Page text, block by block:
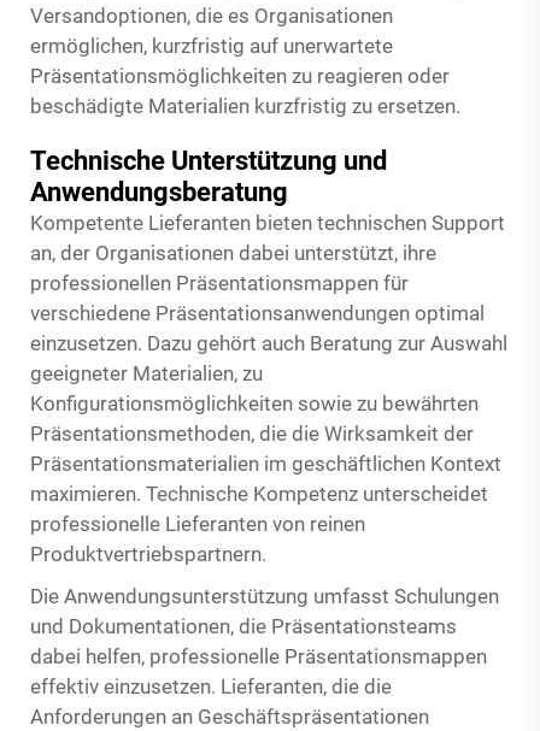
Versandoptionen, die es Organisationen
ermöglichen, kurzfristig auf unerwartete
Präsentationsmöglichkeiten zu reagieren oder
beschädigte Materialien kurzfristig zu ersetzen.
Technische Unterstützung und
Anwendungsberatung
Kompetente Lieferanten bieten technischen Support
an, der Organisationen dabei unterstützt, ihre
professionellen Präsentationsmappen für
verschiedene Präsentationsanwendungen optimal
einzusetzen. Dazu gehört auch Beratung zur Auswahl
geeigneter Materialien, zu
Konfigurationsmöglichkeiten sowie zu bewährten
Präsentationsmethoden, die die Wirksamkeit der
Präsentationsmaterialien im geschäftlichen Kontext
maximieren. Technische Kompetenz unterscheidet
professionelle Lieferanten von reinen
Produktvertriebspartnern.
Die Anwendungsunterstützung umfasst Schulungen
und Dokumentationen, die Präsentationsteams
dabei helfen, professionelle Präsentationsmappen
effektiv einzusetzen. Lieferanten, die die
Anforderungen an Geschäftspräsentationen